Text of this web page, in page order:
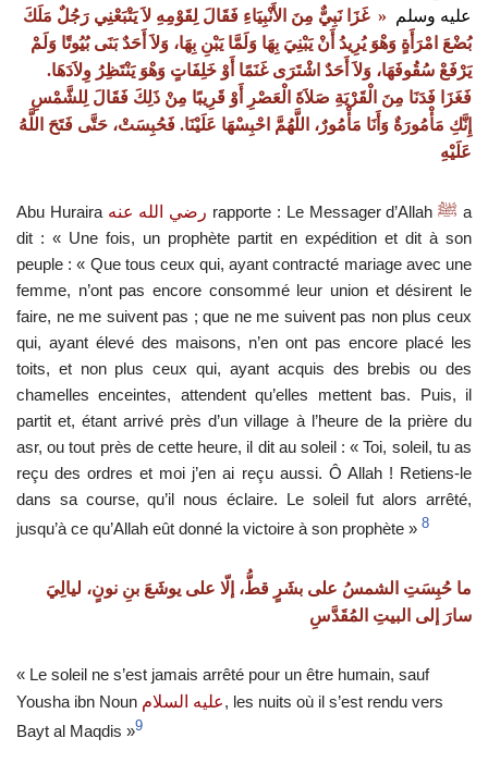
عليه وسلم
« ‏غَزَا نَبِيٌّ مِنَ الأَنْبِيَاءِ فَقَالَ لِقَوْمِهِ لاَ يَتْبَعْنِي رَجُلٌ مَلَكَ
بُضْعَ امْرَأَةٍ وَهْوَ يُرِيدُ أَنْ يَبْنِيَ بِهَا وَلَمَّا يَبْنِ بِهَا، وَلاَ أَحَدٌ بَنَى بُيُوتًا وَلَمْ
يَرْفَعْ سُقُوفَهَا، وَلاَ أَحَدٌ اشْتَرَى غَنَمًا أَوْ خَلِفَاتٍ وَهْوَ يَنْتَظِرُ وِلاَدَهَا‏.‏
فَغَزَا فَدَنَا مِنَ الْقَرْيَةِ صَلاَةَ الْعَصْرِ أَوْ قَرِيبًا مِنْ ذَلِكَ فَقَالَ لِلشَّمْسِ
إِنَّكِ مَأْمُورَةٌ وَأَنَا مَأْمُورٌ، اللَّهُمَّ احْبِسْهَا عَلَيْنَا‏.‏ فَحُبِسَتْ، حَتَّى فَتَحَ اللَّهُ
عَلَيْهِ
Abu Huraira رضي الله عنه rapporte : Le Messager d’Allah ﷺa
dit : « Une fois, un prophète partit en expédition et dit à son
peuple : « Que tous ceux qui, ayant contracté mariage avec une
femme, n’ont pas encore consommé leur union et désirent le
faire, ne me suivent pas ; que ne me suivent pas non plus ceux
qui, ayant élevé des maisons, n’en ont pas encore placé les
toits, et non plus ceux qui, ayant acquis des brebis ou des
chamelles enceintes, attendent qu’elles mettent bas. Puis, il
partit et, étant arrivé près d’un village à l’heure de la prière du
asr, ou tout près de cette heure, il dit au soleil : « Toi, soleil, tu as
reçu des ordres et moi j’en ai reçu aussi. Ô Allah ! Retiens-le
dans sa course, qu’il nous éclaire. Le soleil fut alors arrêté,
jusqu’à ce qu’Allah eût donné la victoire à son prophète » 8
ما حُبِسَتِ الشمسُ على بشَرٍ قطُّ، إلّا على يوشَعَ بنِ نونٍ، ليالِيَ
سارَ إلى البيتِ المُقَدَّسِ
« Le soleil ne s’est jamais arrêté pour un être humain, sauf
Yousha ibn Noun عليه السلام, les nuits où il s’est rendu vers
Bayt al Maqdis »9